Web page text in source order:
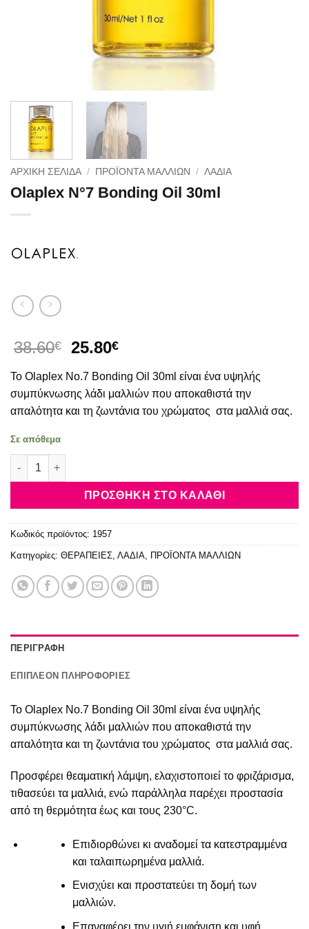
ΑΡΧΙΚΉ ΣΕΛΊΔΑ / ΠΡΟΪΟΝΤΑ ΜΑΛΛΙΩΝ / ΛΑΔΙΑ
Olaplex N°7 Bonding Oil 30ml
38.60€
Original
was:
38.60€.
25.80€Η
τιμή
είναι:
25.80€.
Το Olaplex No.7 Bonding Oil 30ml είναι ένα υψηλής
συμπύκνωσης λάδι μαλλιών που αποκαθιστά την
απαλότητα και τη ζωντάνια του χρώματος στα μαλλιά σας.
Σε απόθεμα
Olaplex N°7 Bonding Oil 30ml ποσότητα
ΠΡΟΣΘΉΚΗ ΣΤΟ ΚΑΛΆΘΙ
Κωδικός προϊόντος: 1957
Κατηγορίες: ΘΕΡΑΠΕΙΕΣ ΛΑΔΙΑ ΠΡΟΪΟΝΤΑ ΜΑΛΛΙΩΝ
ΠΕΡΙΓΡΑΦΉ
ΕΠΙΠΛΈΟΝ ΠΛΗΡΟΦΟΡΊΕΣ
Το Olaplex No.7 Bonding Oil 30ml είναι ένα υψηλής
συμπύκνωσης λάδι μαλλιών που αποκαθιστά την
απαλότητα και τη ζωντάνια του χρώματος στα μαλλιά σας.
Προσφέρει θεαματική λάμψη, ελαχιστοποιεί το φριζάρισμα,
τιθασεύει τα μαλλιά, ενώ παράλληλα παρέχει προστασία
από τη θερμότητα έως και τους 230°C.
Επιδιορθώνει κι αναδομεί τα κατεστραμμένα
και ταλαιπωρημένα μαλλιά.
Ενισχύει και προστατεύει τη δομή των
μαλλιών.
Επαναφέρει την υγιή εμφάνιση και υφή.